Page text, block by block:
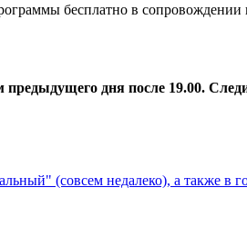
бесплатно в
дня после 19.00.
(совсем недалеко), а также в